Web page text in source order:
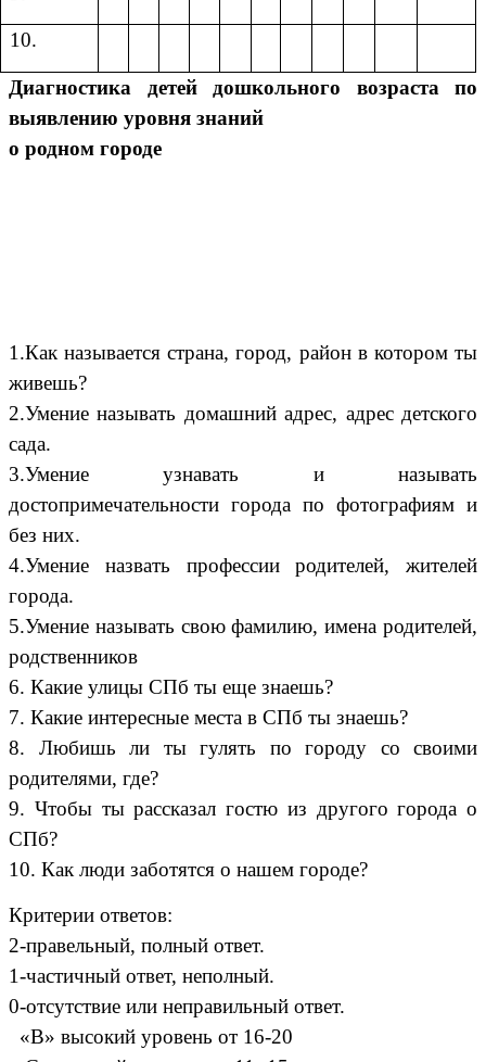
10.
Диагностика детей дошкольного возраста по
выявлению уровня знаний
о родном городе
1.Как называется страна, город, район в котором ты
живешь?
2.Умение называть домашний адрес, адрес детского
сада.
3.Умение узнавать и называть
достопримечательности города по фотографиям и
без них.
4.Умение назвать профессии родителей, жителей
города.
5.Умение называть свою фамилию, имена родителей,
родственников
6. Какие улицы СПб ты еще знаешь?
7. Какие интересные места в СПб ты знаешь?
8. Любишь ли ты гулять по городу со своими
родителями, где?
9. Чтобы ты рассказал гостю из другого города о
СПб?
10. Как люди заботятся о нашем городе?
Критерии ответов:
2-правельный, полный ответ.
1-частичный ответ, неполный.
0-отсутствие или неправильный ответ.
«В» высокий уровень от 16-20